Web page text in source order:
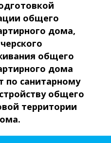
общего
дома,
общего
дома
по санитарному
общего
территории